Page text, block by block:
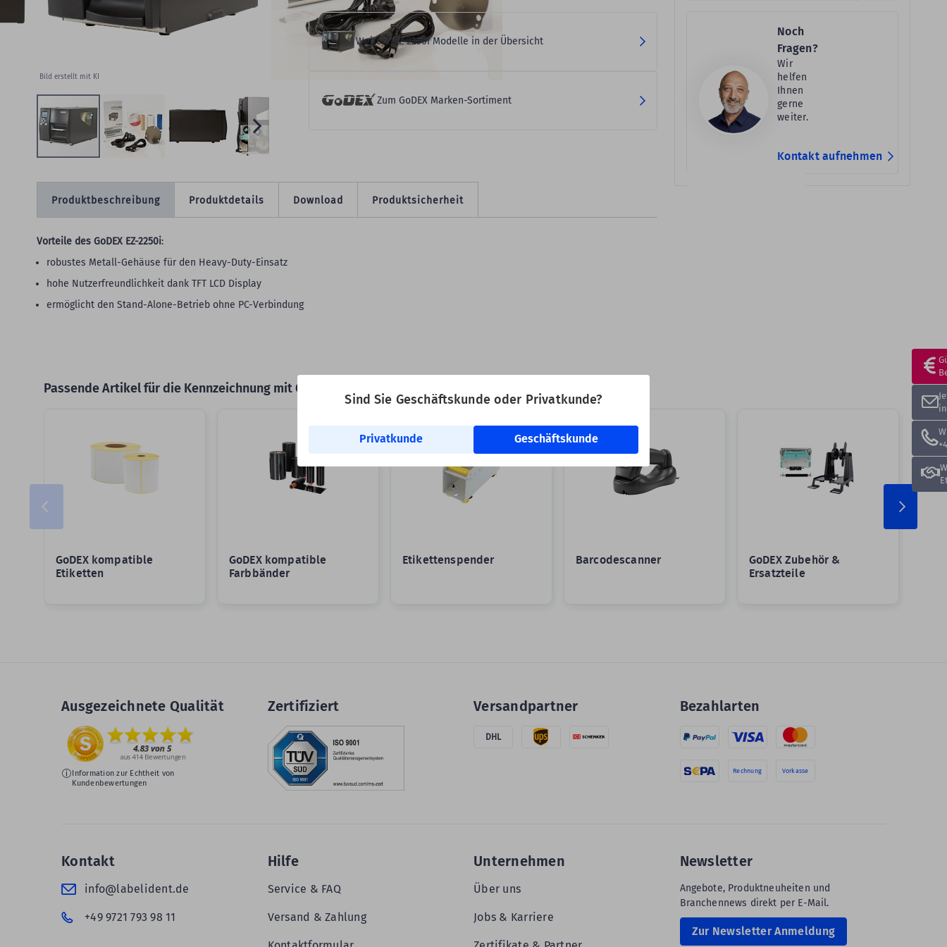
Sind Sie Geschäftskunde oder Privatkunde?
Privatkunde Geschäftskunde
Bild erstellt mit KI
Weitere EZ-2250i Modelle in der Übersicht
Zum GoDEX Marken-Sortiment
Noch
Fragen?
Wir
helfen
Ihnen
gerne
weiter.
Kontakt aufnehmen
Produktbeschreibung
Vorteile des GoDEX EZ-2250i:
robustes Metall-Gehäuse für den Heavy-Duty-Einsatz
hohe Nutzerfreundlichkeit dank TFT LCD Display
ermöglicht den Stand-Alone-Betrieb ohne PC-Verbindung
Produktdetails Download Produktsicherheit
Passende Artikel für die Kennzeichnung mit GoDEX:
GoDEX kompatible
Etiketten
GoDEX kompatible
Farbbänder
Etikettenspender Barcodescanner
GoDEX Zubehör &
Ersatzteile
Ausgezeichnete Qualität
Information zur Echtheit von
Kundenbewertungen
Zertifiziert Versandpartner
DHL
Bezahlarten
Rechnung Vorkasse
Kontakt
info@labelident.de
+49 9721 793 98 11
Hilfe
Service & FAQ
Versand & Zahlung
Unternehmen
Über uns
Jobs & Karriere
Newsletter
Angebote, Produktneuheiten und
Branchennews direkt per E-Mail.
Zur Newsletter Anmeldung